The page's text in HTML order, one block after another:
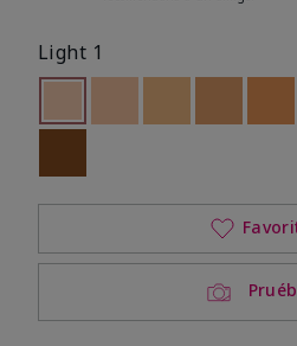
Light 1
seleccionado
Out of stock